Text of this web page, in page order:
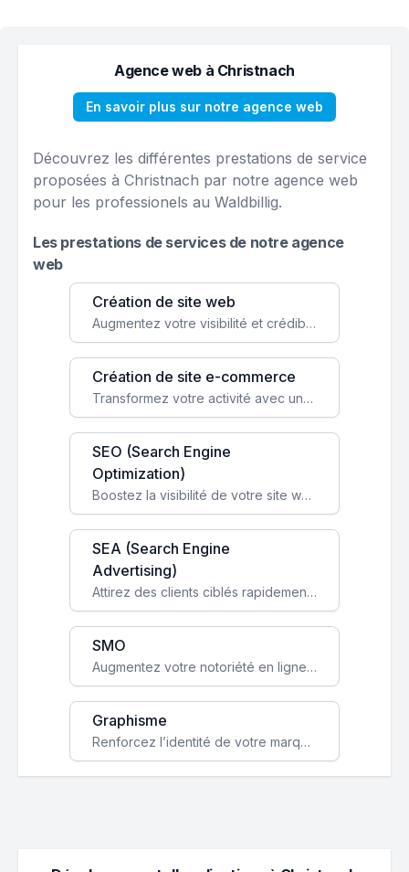
Agence web à Christnach
En savoir plus sur notre agence web
Découvrez les différentes prestations de service
proposées à Christnach par notre agence web
pour les professionels au Waldbillig.
Les prestations de services de notre agence
web
Création de site web
Augmentez votre visibilité et crédibilité en ligne avec un site web performant, conçu pour attirer plus de clients.
Création de site e-commerce
Transformez votre activité avec une boutique en ligne, accessible à l'échelle mondiale 24/7.
SEO (Search Engine
Optimization)
Boostez la visibilité de votre site web sur Google et attirez du trafic qualifié grâce à nos stratégies SEO.
SEA (Search Engine
Advertising)
Attirez des clients ciblés rapidement avec des campagnes publicitaires payantes optimisées pour vos objectifs.
SMO
Augmentez votre notoriété en ligne et stimulez la croissance de votre entreprise grâce à une stratégie sociale sur mesure.
Graphisme
Renforcez l’identité de votre marque avec un design unique qui capte l’attention et engage vos clients.